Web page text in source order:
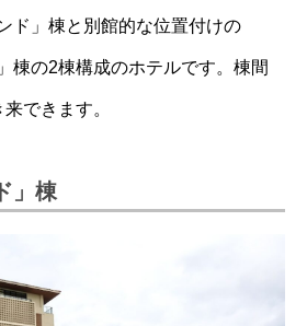
ド」棟と別館的な位置付けの
棟の2棟構成のホテルです。棟間
できます。
」棟